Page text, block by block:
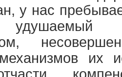
у нас
их